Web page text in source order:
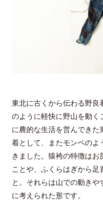
東北に古くから伝わる野良
のように軽快に野山を動く
に農的な生活を営んできた
着として、またモンペのよ
きました。猿袴の特徴はお
ことや、ふくらはぎから足
と。それらは山での動き
に考えられた形です。